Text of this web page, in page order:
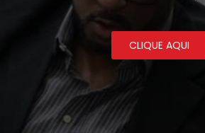
CLIQUE AQUI